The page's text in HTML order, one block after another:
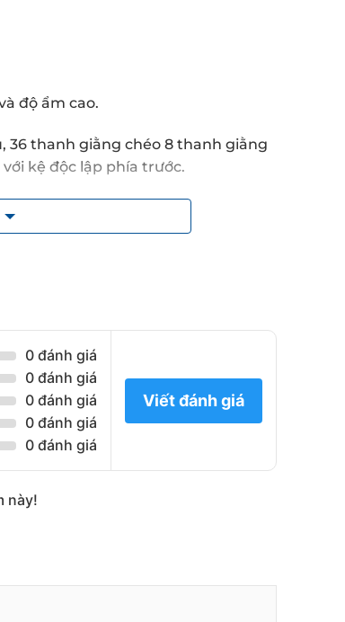
độ ẩm cao.
36 thanh giằng chéo 8 thanh giằng
kệ độc lập phía trước.
cầu, chưa tính và hệ thống giá
0 đánh giá
0 đánh giá
0 đánh giá
0 đánh giá
0 đánh giá
Viết đánh giá
này!